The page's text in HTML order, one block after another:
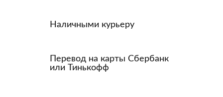
Наличными курьеру
Перевод на карты Сбербанк
или Тинькофф